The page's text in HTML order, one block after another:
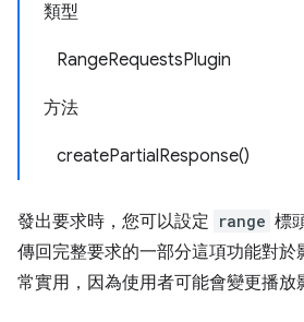
類型
RangeRequestsPlugin
方法
createPartialResponse()
發出要求時，您可以設定 range 標
傳回完整要求的一部分這項功能對於
常實用，因為使用者可能會變更播放